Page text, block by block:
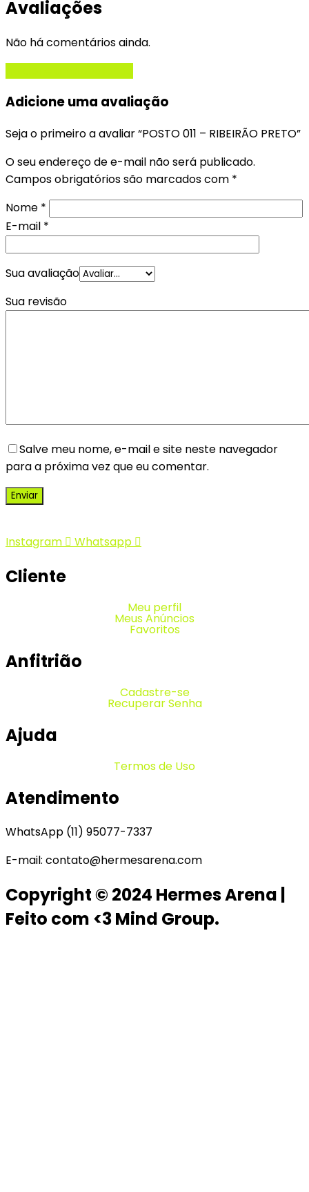
Avaliações
Não há comentários ainda.
Adicione uma avaliação
Seja o primeiro a avaliar “POSTO 011 – RIBEIRÃO PRETO”
O seu endereço de e-mail não será publicado.
Campos obrigatórios são marcados com *
Nome *
E-mail *
Sua avaliação
Sua revisão
Salve meu nome, e-mail e site neste navegador
para a próxima vez que eu comentar.
Instagram Whatsapp
Cliente
Meu perfil
Meus Anúncios
Favoritos
Anfitrião
Cadastre-se
Recuperar Senha
Ajuda
Termos de Uso
Atendimento
WhatsApp (11) 95077-7337
E-mail: contato@hermesarena.com
Copyright © 2024 Hermes Arena |
Feito com <3 Mind Group.